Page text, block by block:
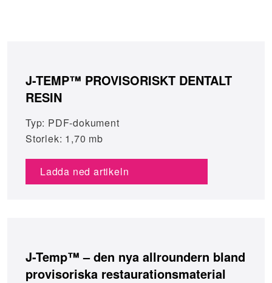
J-TEMP™ PROVISORISKT DENTALT
RESIN
Typ: PDF-dokument
Storlek: 1,70 mb
Ladda ned artikeln
J-Temp™ – den nya allroundern bland
provisoriska restaurationsmaterial